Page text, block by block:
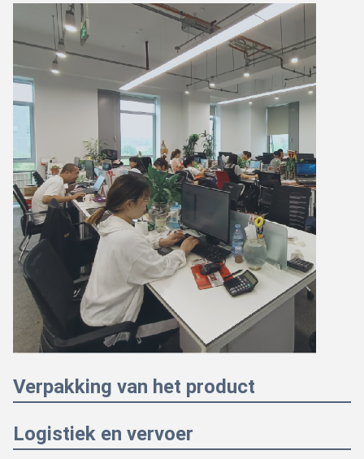
Verpakking van het product
Logistiek en vervoer